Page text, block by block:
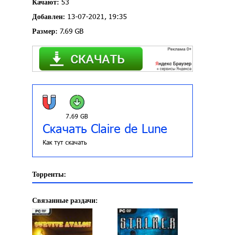
Качают:
Добавлен: 13-07-2021, 19:35
Размер: 7.69 GB
7.69 GB
Скачать Claire de Lune
Как тут скачать
Торренты:
Связанные раздачи: